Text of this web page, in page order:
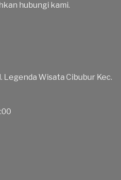
hubungi kami.
Legenda Wisata Cibubur Kec.